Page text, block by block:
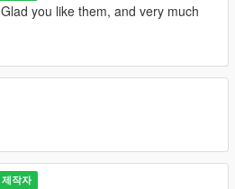
Glad you like them, and very much
제작자